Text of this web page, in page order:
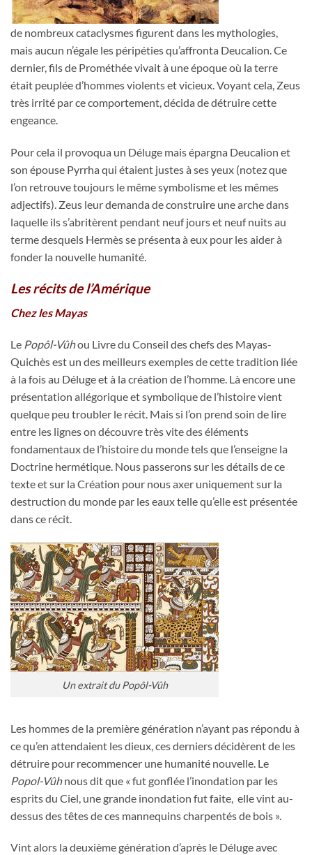
de nombreux cataclysmes figurent dans les mythologies,
mais aucun n’égale les péripéties qu’affronta Deucalion. Ce
dernier, fils de Prométhée vivait à une époque où la terre
était peuplée d’hommes violents et vicieux. Voyant cela, Zeus
très irrité par ce comportement, décida de détruire cette
engeance.
Pour cela il provoqua un Déluge mais épargna Deucalion et
son épouse Pyrrha qui étaient justes à ses yeux (notez que
l’on retrouve toujours le même symbolisme et les mêmes
adjectifs). Zeus leur demanda de construire une arche dans
laquelle ils s’abritèrent pendant neuf jours et neuf nuits au
terme desquels Hermès se présenta à eux pour les aider à
fonder la nouvelle humanité.
Les récits de l’Amérique
Chez les Mayas
Le Popôl-Vûhou Livre du Conseil des chefs des Mayas-
Quichès est un des meilleurs exemples de cette tradition liée
à la fois au Déluge et à la création de l’homme. Là encore une
présentation allégorique et symbolique de l’histoire vient
quelque peu troubler le récit. Mais si l’on prend soin de lire
entre les lignes on découvre très vite des éléments
fondamentaux de l’histoire du monde tels que l’enseigne la
Doctrine hermétique. Nous passerons sur les détails de ce
texte et sur la Création pour nous axer uniquement sur la
destruction du monde par les eaux telle qu’elle est présentée
dans ce récit.
Un extrait du Popôl-Vûh
Les hommes de la première génération n’ayant pas répondu à
ce qu’en attendaient les dieux, ces derniers décidèrent de les
détruire pour recommencer une humanité nouvelle. Le
Popol-Vûhnous dit que « fut gonflée l’inondation par les
esprits du Ciel, une grande inondation fut faite, elle vint au-
dessus des têtes de ces mannequins charpentés de bois ».
Vint alors la deuxième génération d’après le Déluge avec